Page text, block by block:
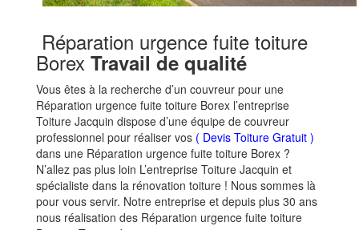
Réparation urgence fuite toiture
Borex Travail de qualité
Vous êtes à la recherche d’un couvreur pour une
Réparation urgence fuite toiture Borex l’entreprise
Toiture Jacquin dispose d’une équipe de couvreur
professionnel pour réaliser vos ( Devis Toiture Gratuit )
dans une Réparation urgence fuite toiture Borex ?
N’allez pas plus loin L’entreprise Toiture Jacquin et
spécialiste dans la rénovation toiture ! Nous sommes là
pour vous servir. Notre entreprise et depuis plus 30 ans
nous réalisation des Réparation urgence fuite toiture